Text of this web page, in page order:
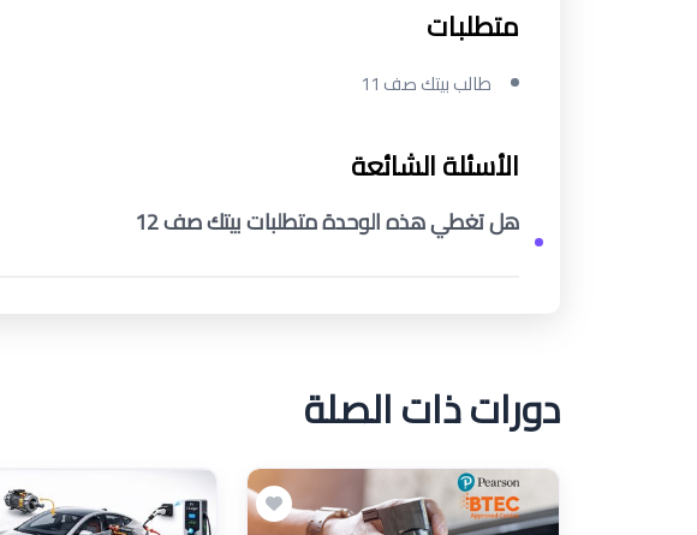
متطلبات
طالب بيتك صف 11
الأسئلة الشائعة
هل تغطي هذه الوحدة متطلبات بيتك صف 12
دورات ذات الصلة